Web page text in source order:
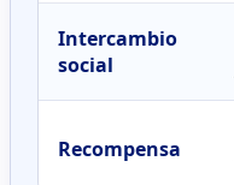
Intercambio
social
Recompensa